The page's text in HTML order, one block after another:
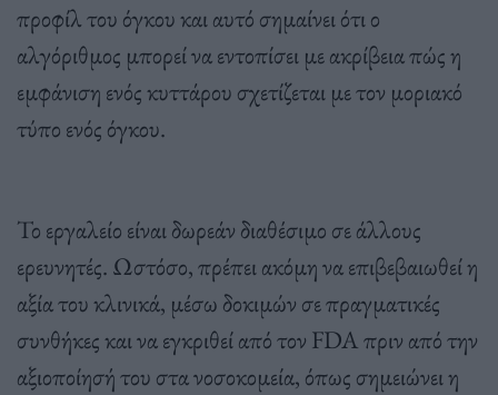
προφίλ του όγκου και αυτό σημαίνει ότι ο
αλγόριθμος μπορεί να εντοπίσει με ακρίβεια πώς η
εμφάνιση ενός κυττάρου σχετίζεται με τον μοριακό
τύπο ενός όγκου.
Το εργαλείο είναι δωρεάν διαθέσιμο σε άλλους
ερευνητές. Ωστόσο, πρέπει ακόμη να επιβεβαιωθεί η
αξία του κλινικά, μέσω δοκιμών σε πραγματικές
συνθήκες και να εγκριθεί από τον FDA πριν από την
αξιοποίησή του στα νοσοκομεία, όπως σημειώνει η